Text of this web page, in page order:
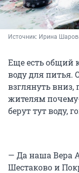
Источник: Ирина
Еще есть общий
воду для питья.
взглянуть вниз,
жителям
берут тут воду,
— Да наша Вера
Шестаково и